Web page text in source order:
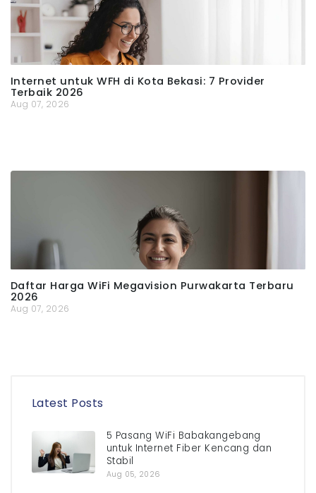
Internet untuk WFH di Kota Bekasi: 7 Provider
Terbaik 2026
Aug 07, 2026
Daftar Harga WiFi Megavision Purwakarta Terbaru
2026
Aug 07, 2026
Latest Posts
5 Pasang WiFi Babakangebang
untuk Internet Fiber Kencang dan
Stabil
Aug 05, 2026